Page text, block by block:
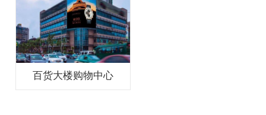
百货大楼购物中心